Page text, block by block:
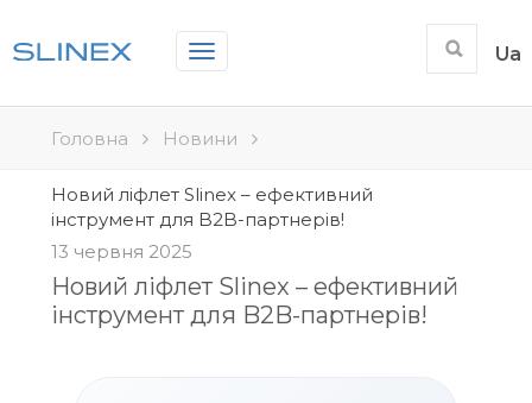
Toggle
navigation
Ua
Головна Новини
Новий ліфлет Slinex – ефективний
інструмент для B2B-партнерів!
13 червня 2025
Новий ліфлет Slinex – ефективний
інструмент для B2B-партнерів!